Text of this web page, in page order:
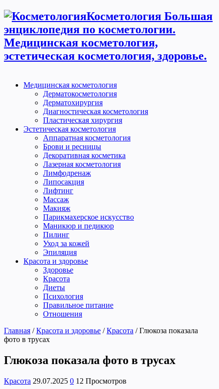
Косметология Большая
энциклопедия по косметологии.
Медицинская косметология,
эстетическая косметология, здоровье.
Медицинская косметология
Дерматокосметология
Дерматохирургия
Диагностическая косметология
Пластическая хирургия
Эстетическая косметология
Аппаратная косметология
Брови и ресницы
Декоративная косметика
Лазерная косметология
Лимфодренаж
Липосакция
Лифтинг
Массаж
Макияж
Парикмахерское искусство
Маникюр и педикюр
Пилинг
Уход за кожей
Эпиляция
Красота и здоровье
Здоровье
Красота
Диеты
Психология
Правильное питание
Отношения
Главная / Красота и здоровье / Красота / Глюкоза показала
фото в трусах
Глюкоза показала фото в трусах
Красота 29.07.2025 0 12 Просмотров